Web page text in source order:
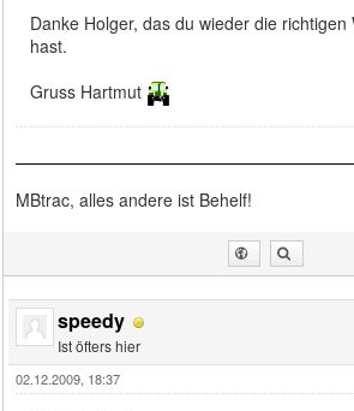
Danke Holger, das du wieder die richtigen
hast.
Gruss Hartmut
MBtrac, alles andere ist Behelf!
speedy
Ist öfters hier
02.12.2009, 18:37